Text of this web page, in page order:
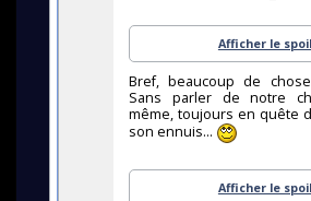
Afficher le
Bref, beaucoup de
Sans parler de notre
même, toujours en quête
son ennuis...
Afficher le